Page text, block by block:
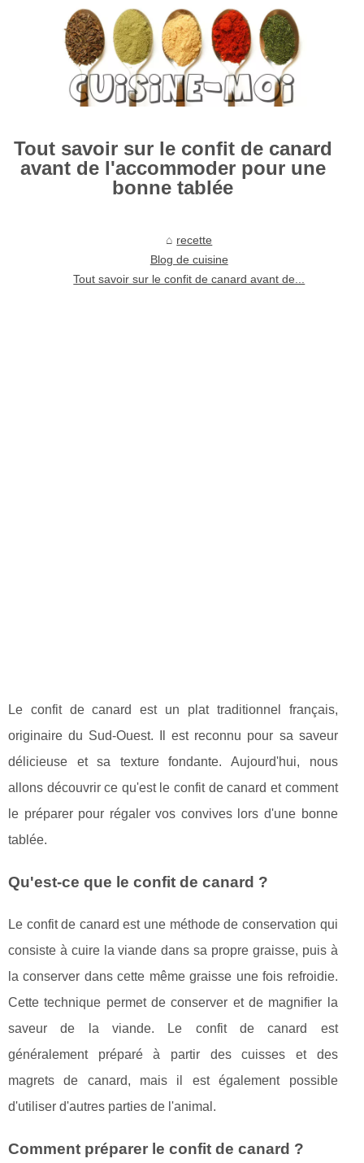
Tout savoir sur le confit de canard
avant de l'accommoder pour une
bonne tablée
recette
Blog de cuisine
Tout savoir sur le confit de canard avant de...
Le confit de canard est un plat traditionnel français,
originaire du Sud-Ouest. Il est reconnu pour sa saveur
délicieuse et sa texture fondante. Aujourd'hui, nous
allons découvrir ce qu'est le confit de canard et comment
le préparer pour régaler vos convives lors d'une bonne
tablée.
Qu'est-ce que le confit de canard ?
Le confit de canard est une méthode de conservation qui
consiste à cuire la viande dans sa propre graisse, puis à
la conserver dans cette même graisse une fois refroidie.
Cette technique permet de conserver et de magnifier la
saveur de la viande. Le confit de canard est
généralement préparé à partir des cuisses et des
magrets de canard, mais il est également possible
d'utiliser d'autres parties de l'animal.
Comment préparer le confit de canard ?